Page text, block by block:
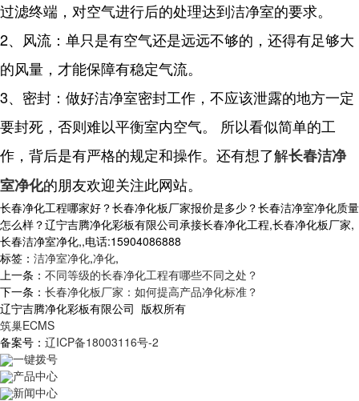
过滤终端，对空气进行后的处理达到洁净室的要求。
2、风流：单只是有空气还是远远不够的，还得有足够大
的风量，才能保障有稳定气流。
3、密封：做好洁净室密封工作，不应该泄露的地方一定
要封死，否则难以平衡室内空气。 所以看似简单的工
作，背后是有严格的规定和操作。还有想了解长春洁净
室净化的朋友欢迎关注此网站。
长春净化工程哪家好？长春净化板厂家报价是多少？长春洁净室净化质量
怎么样？辽宁吉腾净化彩板有限公司承接长春净化工程,长春净化板厂家,
长春洁净室净化,,电话:15904086888
标签： 洁净室净化,净化,
上一条： 不同等级的长春净化工程有哪些不同之处？
下一条： 长春净化板厂家：如何提高产品净化标准？
辽宁吉腾净化彩板有限公司 版权所有
筑巢ECMS
备案号： 辽ICP备18003116号-2
一键拨号
产品中心
新闻中心